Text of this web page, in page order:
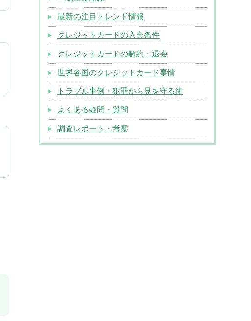
最新の注目トレンド情報
クレジットカードの入会条件
クレジットカードの解約・退会
世界各国のクレジットカード事情
トラブル事例・犯罪から見を守る術
よくある疑問・質問
調査レポート・考察